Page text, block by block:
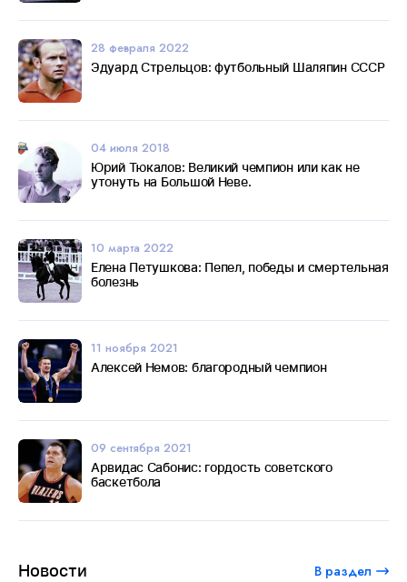
Новости В раздел
28 февраля 2022
Эдуард Стрельцов: футбольный Шаляпин СССР
04 июля 2018
Юрий Тюкалов: Великий чемпион или как не
утонуть на Большой Неве.
10 марта 2022
Елена Петушкова: Пепел, победы и смертельная
болезнь
11 ноября 2021
Алексей Немов: благородный чемпион
09 сентября 2021
Арвидас Сабонис: гордость советского
баскетбола